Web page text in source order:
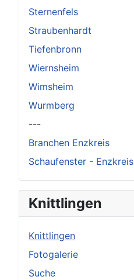
Sternenfels
Straubenhardt
Tiefenbronn
Wiernsheim
Wimsheim
Wurmberg
---
Branchen Enzkreis
Schaufenster - Enzkreis
Knittlingen
Knittlingen
Fotogalerie
Suche